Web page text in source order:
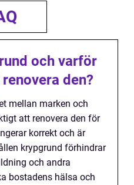
och varför
den?
mellan marken och
att renovera den för
korrekt och är
krypgrund förhindrar
och andra
bostadens hälsa och